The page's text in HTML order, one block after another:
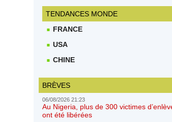
TENDANCES MONDE
FRANCE
USA
CHINE
BRÈVES
06/08/2026 21:23
Au Nigeria, plus de 300 victimes
ont été libérées